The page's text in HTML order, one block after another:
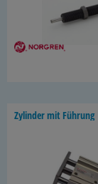
Zy­lin­der mit Füh­rung